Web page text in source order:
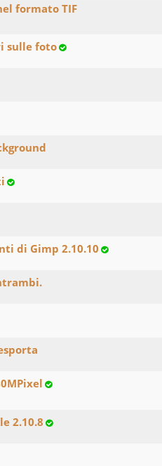
formato TIF
sulle foto
di Gimp 2.10.10
2.10.8